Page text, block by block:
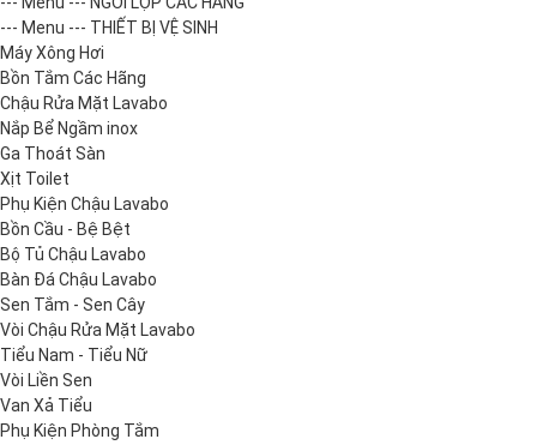
--- Menu --- THIẾT BỊ VỆ SINH
Máy Xông Hơi
Bồn Tắm Các Hãng
Chậu Rửa Mặt Lavabo
Nắp Bể Ngầm inox
Ga Thoát Sàn
Xịt Toilet
Phụ Kiện Chậu Lavabo
Bồn Cầu - Bệ Bệt
Bộ Tủ Chậu Lavabo
Bàn Đá Chậu Lavabo
Sen Tắm - Sen Cây
Vòi Chậu Rửa Mặt Lavabo
Tiểu Nam - Tiểu Nữ
Vòi Liền Sen
Van Xả Tiểu
Phụ Kiện Phòng Tắm